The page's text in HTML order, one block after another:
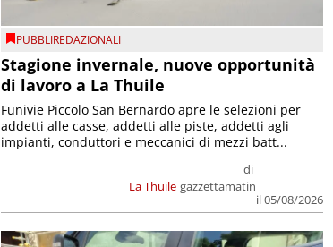
PUBBLIREDAZIONALI
Stagione invernale, nuove opportunità
di lavoro a La Thuile
La Thuile
di
gazzettamatin
il 05/08/2026
Funivie Piccolo San Bernardo apre le selezioni per
addetti alle casse, addetti alle piste, addetti agli
impianti, conduttori e meccanici di mezzi batt...